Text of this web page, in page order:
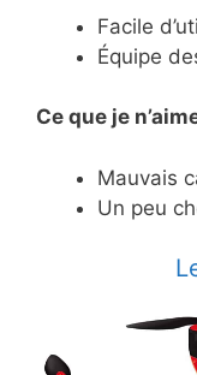
Facile
Équipe
Ce que je
Mauvais
Un peu